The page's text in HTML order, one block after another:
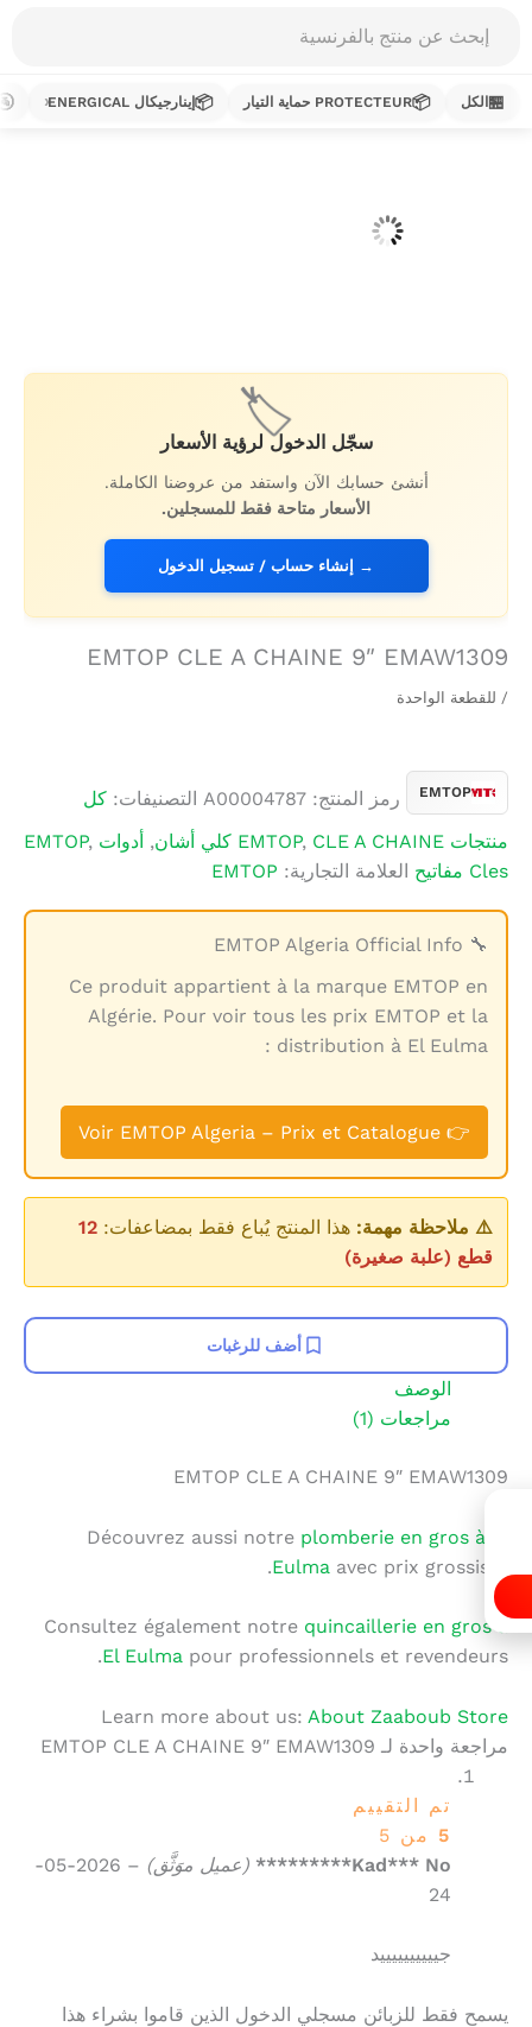
تخطي
🏷️
سجّل الدخول لرؤية الأسعار
أنشئ حسابك الآن واستفد من عروضنا الكاملة.
الأسعار متاحة فقط للمسجلين.
→ إنشاء حساب / تسجيل الدخول
EMTOP CLE A CHAINE 9″ EMAW1309
/ للقطعة الواحدة
EMTOP رمز المنتج: A00004787 التصنيفات: كل
منتجات EMTOP
, CLE A CHAINE كلي أشان , أدوات EMTOP ,
Cles مفاتيح
العلامة التجارية: EMTOP
🔧 EMTOP Algeria Official Info
Ce produit appartient à la marque EMTOP en
Algérie. Pour voir tous les prix EMTOP et la
distribution à El Eulma :
👉 Voir EMTOP Algeria – Prix et Catalogue
⚠️ ملاحظة مهمة: هذا المنتج يُباع فقط بمضاعفات: 12
قطع (علبة صغيرة)
أضف للرغبات
الوصف
مراجعات (1)
EMTOP CLE A CHAINE 9″ EMAW1309
Découvrez aussi notre plomberie en gros à El
Eulma avec prix grossiste.
Consultez également notre quincaillerie en gros à
El Eulma pour professionnels et revendeurs.
Learn more about us: About Zaaboub Store
مراجعة واحدة لـ EMTOP CLE A CHAINE 9″ EMAW1309
تم التقييم
5 من 5
Kad*** No*********
(عميل موَثَّق) –
2026-05-
24
جييييييييييد
يسمح فقط للزبائن مسجلي الدخول الذين قاموا بشراء هذا
search
🏪الكل 📦PROTECTEUR حماية التيار 📦إينارجيكال ENERGICAL